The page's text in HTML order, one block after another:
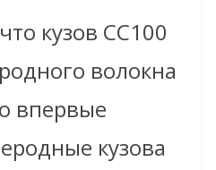
кузов CC100
волокна
впервые
кузова